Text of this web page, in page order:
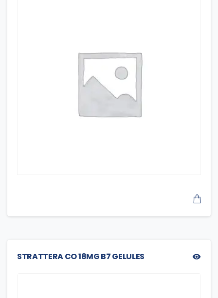
STRATTERA CO 18MG B7 GELULES